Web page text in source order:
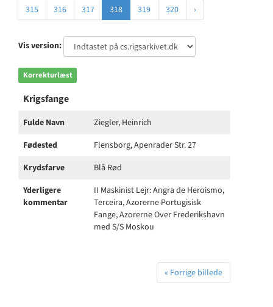
315
316 317 318 319 320 ›
Vis version:
Korrekturlæst
Krigsfange
Fulde Navn
Ziegler, Heinrich
Fødested
Flensborg, Apenrader Str. 27
Krydsfarve
Blå Rød
Yderligere
kommentar
II Maskinist Lejr: Angra de Heroismo,
Terceira, Azorerne Portugisisk
Fange, Azorerne Over Frederikshavn
med S/S Moskou
« Forrige billede